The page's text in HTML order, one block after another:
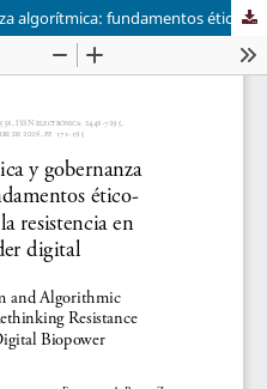
Libertad anárquica y gobernanza algorítmica: fundamentos ético-ontológicos de la resistencia en el biopoder digital